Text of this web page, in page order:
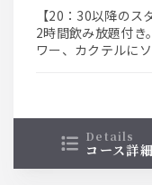
【20：30以降のス
2時間飲み放題付き
ワー、カクテルに
details
コース詳細